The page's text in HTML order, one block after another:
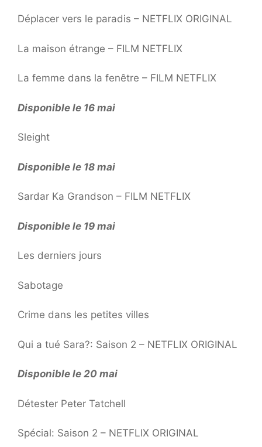
Déplacer vers le paradis – NETFLIX ORIGINAL
La maison étrange – FILM NETFLIX
La femme dans la fenêtre – FILM NETFLIX
Disponible le 16 mai
Sleight
Disponible le 18 mai
Sardar Ka Grandson – FILM NETFLIX
Disponible le 19 mai
Les derniers jours
Sabotage
Crime dans les petites villes
Qui a tué Sara?: Saison 2 – NETFLIX ORIGINAL
Disponible le 20 mai
Détester Peter Tatchell
Spécial: Saison 2 – NETFLIX ORIGINAL